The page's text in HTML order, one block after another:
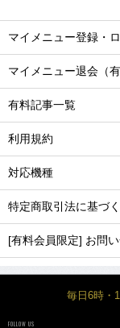
マイメニュー登録・
マイメニュー退会（
有料記事一覧
利用規約
対応機種
特定商取引法に基づ
[有料会員限定] お問
毎日6時・
FOLLOW US